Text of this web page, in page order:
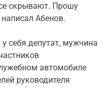
скрывают. Прошу
Абенов.
себя депутат, мужчина
автомобиле
руководителя